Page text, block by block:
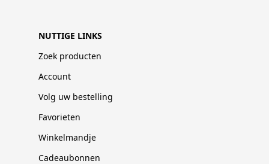
NUTTIGE LINKS
Zoek producten
Account
Volg uw bestelling
Favorieten
Winkelmandje
Cadeaubonnen